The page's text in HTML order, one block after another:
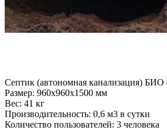
Септик (автономная канализация) БИО
Размер: 960x960x1500 мм
Вес: 41 кг
Производительность: 0,6 м3 в сутки
Количество пользователей: 3 человека